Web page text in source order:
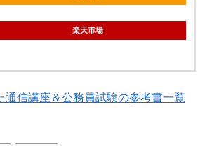
楽天市場
通信講座＆公務員試験の参考書一覧